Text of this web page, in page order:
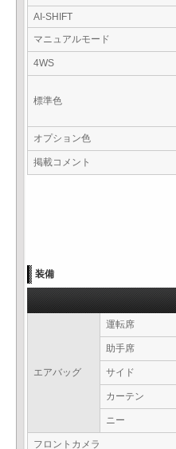
AI-SHIFT
マニュアルモード
4WS
標準色
オプション色
掲載コメント
装備
エアバッグ
運転席
助手席
サイド
カーテン
ニー
フロントカメラ